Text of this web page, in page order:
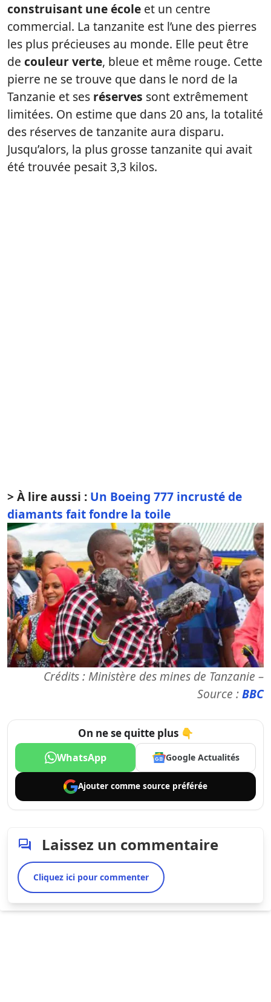
construisant une école et un centre
commercial. La tanzanite est l’une des pierres
les plus précieuses au monde. Elle peut être
de couleur verte, bleue et même rouge. Cette
pierre ne se trouve que dans le nord de la
Tanzanie et ses réserves sont extrêmement
limitées. On estime que dans 20 ans, la totalité
des réserves de tanzanite aura disparu.
Jusqu’alors, la plus grosse tanzanite qui avait
été trouvée pesait 3,3 kilos.
> À lire aussi : Un Boeing 777 incrusté de
diamants fait fondre la toile
Crédits : Ministère des mines de Tanzanie –
Source :BBC
On ne se quitte plus 👇
WhatsApp Google Actualités
Ajouter comme source préférée
Laissez un commentaire
Cliquez ici pour commenter